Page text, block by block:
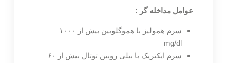
عوامل مداخله گر :
سرم همولیز با هموگلوبین بیش از ۱۰۰۰
mg/dl
سرم ایکتریک با بیلی روبین توتال بیش از ۶۰